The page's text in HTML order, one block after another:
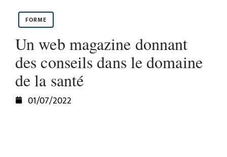
FORME
Un web magazine donnant
des conseils dans le domaine
de la santé
01/07/2022